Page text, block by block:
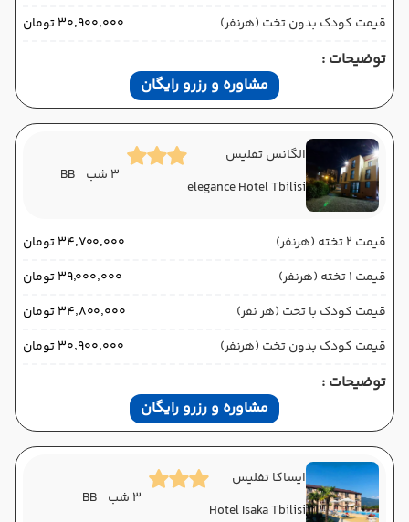
قیمت کودک بدون تخت (هرنفر)
۳۰٬۹۰۰٬۰۰۰ تومان
توضیحات :
مشاوره و رزرو رایگان
الگانس تفلیس
elegance Hotel Tbilisi
3 شب BB
قیمت 2 تخته (هرنفر)
۳۴٬۷۰۰٬۰۰۰ تومان
قیمت 1 تخته (هرنفر)
۳۹٬۰۰۰٬۰۰۰ تومان
قیمت کودک با تخت (هر نفر)
۳۴٬۸۰۰٬۰۰۰ تومان
قیمت کودک بدون تخت (هرنفر)
۳۰٬۹۰۰٬۰۰۰ تومان
توضیحات :
مشاوره و رزرو رایگان
ایساکا تفلیس
Hotel Isaka Tbilisi
3 شب BB